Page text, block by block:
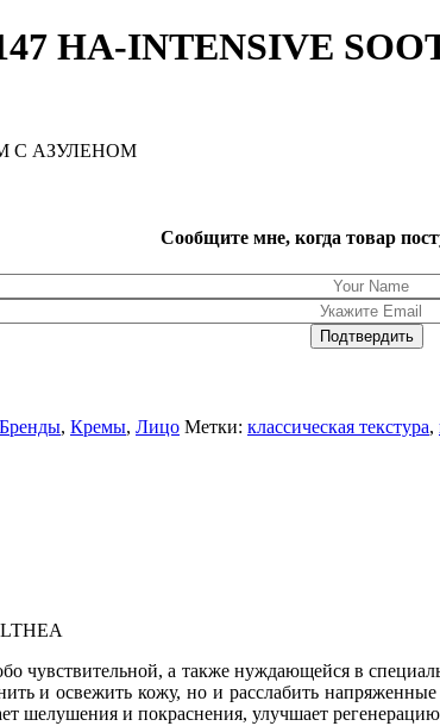
HA-INTENSIVE
АЗУЛЕНОМ
Сообщите мне, когда товар
Бренды, Кремы, Лицо Метки: классическая текстура,
чувствительной, а также нуждающейся в
и освежить кожу, но и расслабить
шелушения и покраснения, улучшает